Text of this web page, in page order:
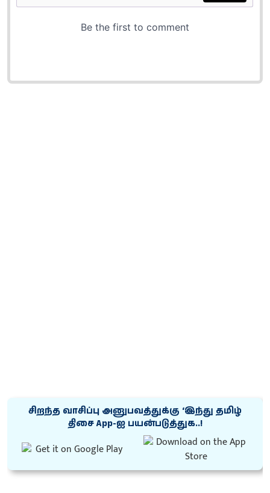
சிறந்த வாசிப்பு அனுபவத்துக்கு ‘இந்து தமிழ்
திசை App-ஐ பயன்படுத்துக..!